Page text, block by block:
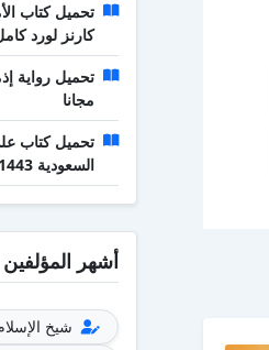
كارنز لورد
مجانا
السعودية 1443
أشهر المؤلفين
شيخ